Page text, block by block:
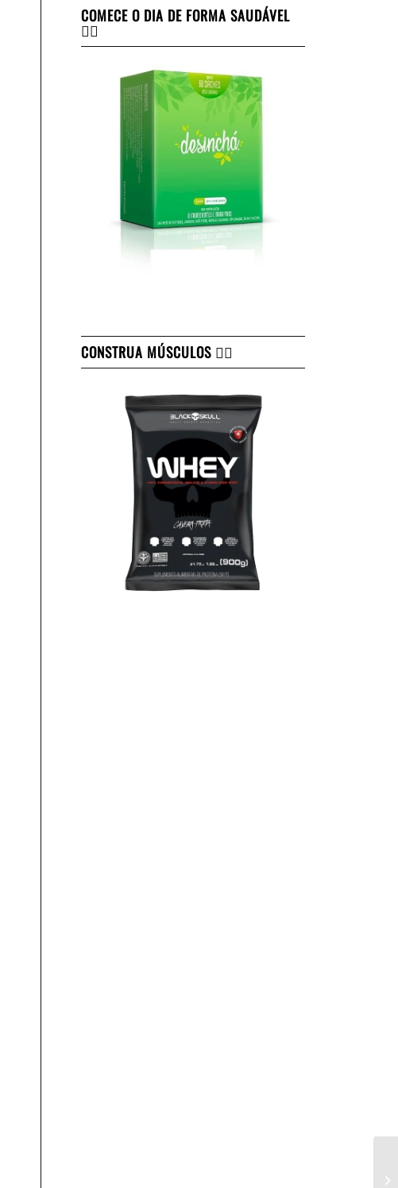
COMECE O DIA DE FORMA SAUDÁVEL
👇🏻
CONSTRUA MÚSCULOS 👇🏻